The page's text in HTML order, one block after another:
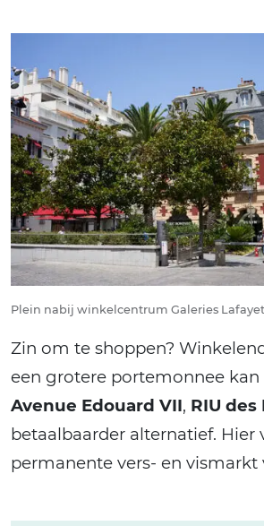
Plein nabij winkelcentrum Galeries
Zin om te shoppen?
een grotere portemonnee kan
Avenue Edouard VII, RIU des
betaalbaarder alternatief. Hier
permanente vers- en vismarkt